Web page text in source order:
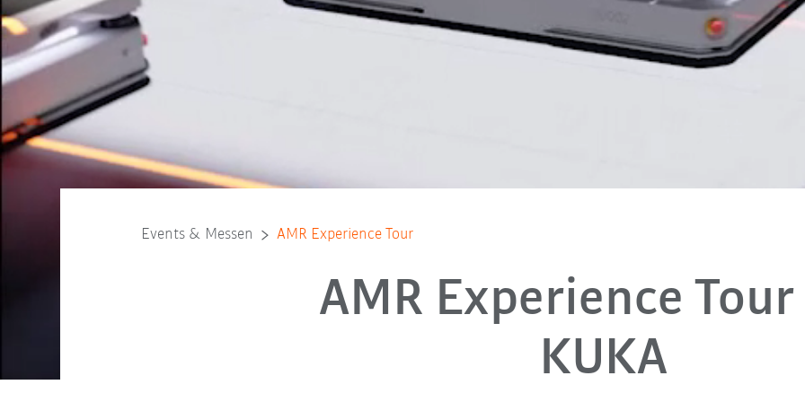
Events & Messen AMR Experience Tour
AMR Experience
KUKA